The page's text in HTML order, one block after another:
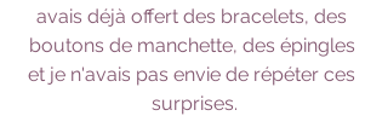
avais déjà offert des bracelets, des
boutons de manchette, des épingles
et je n'avais pas envie de répéter ces
surprises.